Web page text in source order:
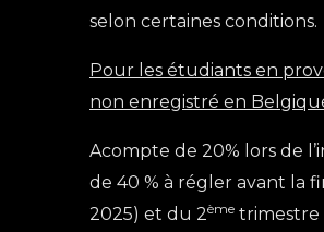
selon certaines conditions.
Pour les étudiants en
non enregistré en
Acompte de 20% lors de
de 40 % à régler avant la
2025) et du 2ème trimestre